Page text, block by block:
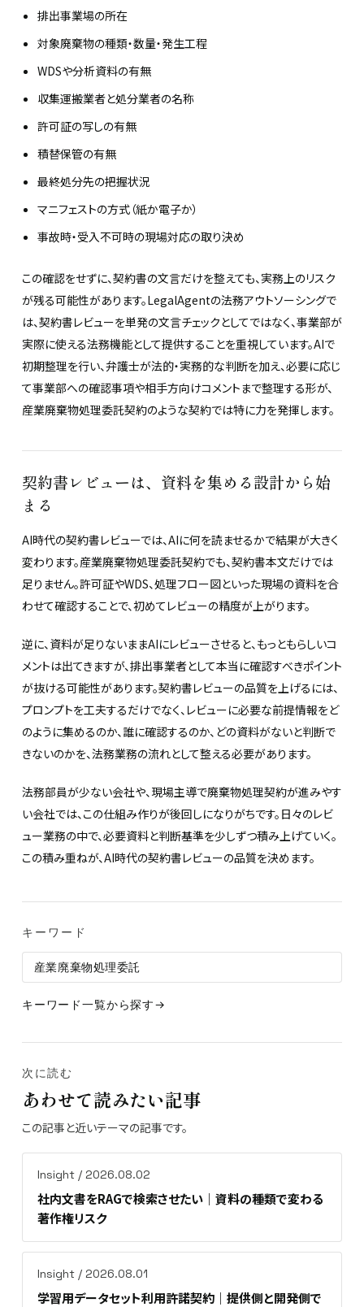
排出事業場の所在
対象廃棄物の種類・数量・発生工程
WDSや分析資料の有無
収集運搬業者と処分業者の名称
許可証の写しの有無
積替保管の有無
最終処分先の把握状況
マニフェストの方式（紙か電子か）
事故時・受入不可時の現場対応の取り決め
この確認をせずに、契約書の文言だけを整えても、実務上のリスク
が残る可能性があります。LegalAgentの法務アウトソーシングで
は、契約書レビューを単発の文言チェックとしてではなく、事業部が
実際に使える法務機能として提供することを重視しています。AIで
初期整理を行い、弁護士が法的・実務的な判断を加え、必要に応じ
て事業部への確認事項や相手方向けコメントまで整理する形が、
産業廃棄物処理委託契約のような契約では特に力を発揮します。
契約書レビューは、資料を集める設計から始
まる
AI時代の契約書レビューでは、AIに何を読ませるかで結果が大きく
変わります。産業廃棄物処理委託契約でも、契約書本文だけでは
足りません。許可証やWDS、処理フロー図といった現場の資料を合
わせて確認することで、初めてレビューの精度が上がります。
逆に、資料が足りないままAIにレビューさせると、もっともらしいコ
メントは出てきますが、排出事業者として本当に確認すべきポイント
が抜ける可能性があります。契約書レビューの品質を上げるには、
プロンプトを工夫するだけでなく、レビューに必要な前提情報をど
のように集めるのか、誰に確認するのか、どの資料がないと判断で
きないのかを、法務業務の流れとして整える必要があります。
法務部員が少ない会社や、現場主導で廃棄物処理契約が進みやす
い会社では、この仕組み作りが後回しになりがちです。日々のレビ
ュー業務の中で、必要資料と判断基準を少しずつ積み上げていく。
この積み重ねが、AI時代の契約書レビューの品質を決めます。
キーワード
産業廃棄物処理委託
キーワード一覧から探す
次に読む
あわせて読みたい記事
この記事と近いテーマの記事です。
Insight / 2026.08.02
社内文書をRAGで検索させたい｜資料の種類で変わる
著作権リスク
Insight / 2026.08.01
学習用データセット利用許諾契約｜提供側と開発側で